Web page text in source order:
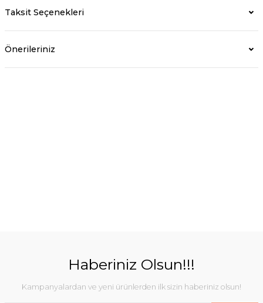
Taksit Seçenekleri
Önerileriniz
Haberiniz Olsun!!!
Kampanyalardan ve yeni ürünlerden ilk sizin haberiniz olsun!